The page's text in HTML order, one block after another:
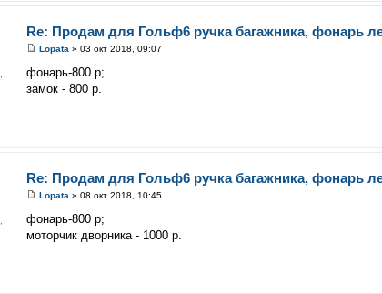
Re: Продам для Гольф6 ручка багажника, фонарь
Lopata» 03 окт 2018, 09:07
фонарь-800 р;
замок - 800 р.
Re: Продам для Гольф6 ручка багажника, фонарь
Lopata » 08 окт 2018, 10:45
фонарь-800 р;
моторчик дворника - 1000 р.